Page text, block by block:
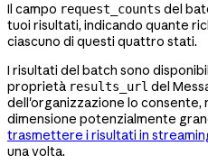
Il campo request_counts del
tuoi risultati, indicando quante
ciascuno di questi quattro stati.
I risultati del batch sono
proprietà results_url del
dell'organizzazione lo consente,
dimensione potenzialmente
trasmettere i risultati in
una volta.